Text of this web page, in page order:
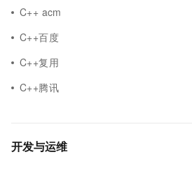
C++ acm
C++百度
C++复用
C++腾讯
开发与运维